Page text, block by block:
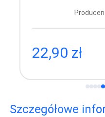
22,90 zł
Szczegółowe